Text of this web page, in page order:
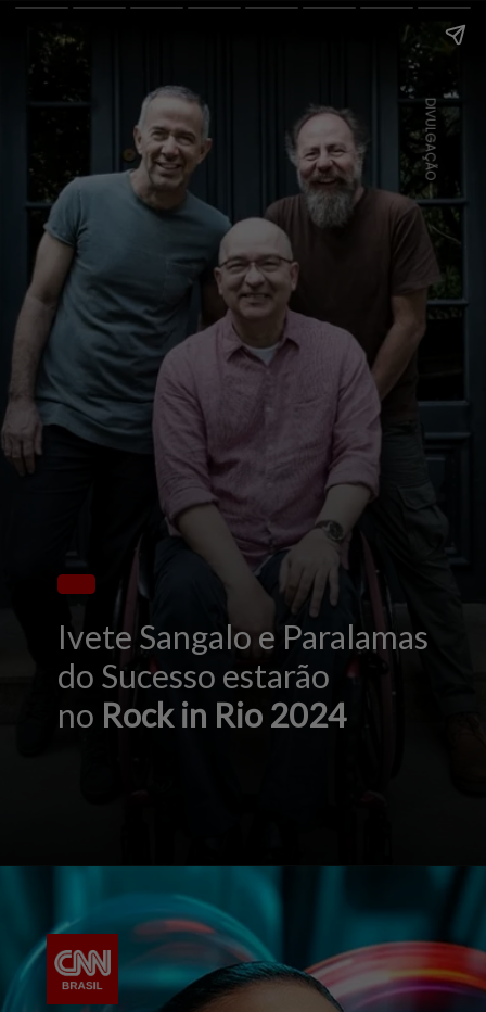
Ivete Sangalo e Paralamas
do Sucesso estarão
no Rock in Rio 2024
DIVULGAÇÃO